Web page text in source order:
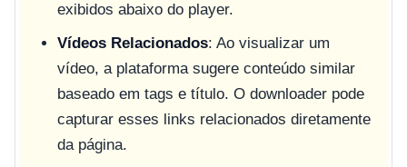
exibidos abaixo do player.
Vídeos Relacionados: Ao visualizar um
vídeo, a plataforma sugere conteúdo similar
baseado em tags e título. O downloader pode
capturar esses links relacionados diretamente
da página.